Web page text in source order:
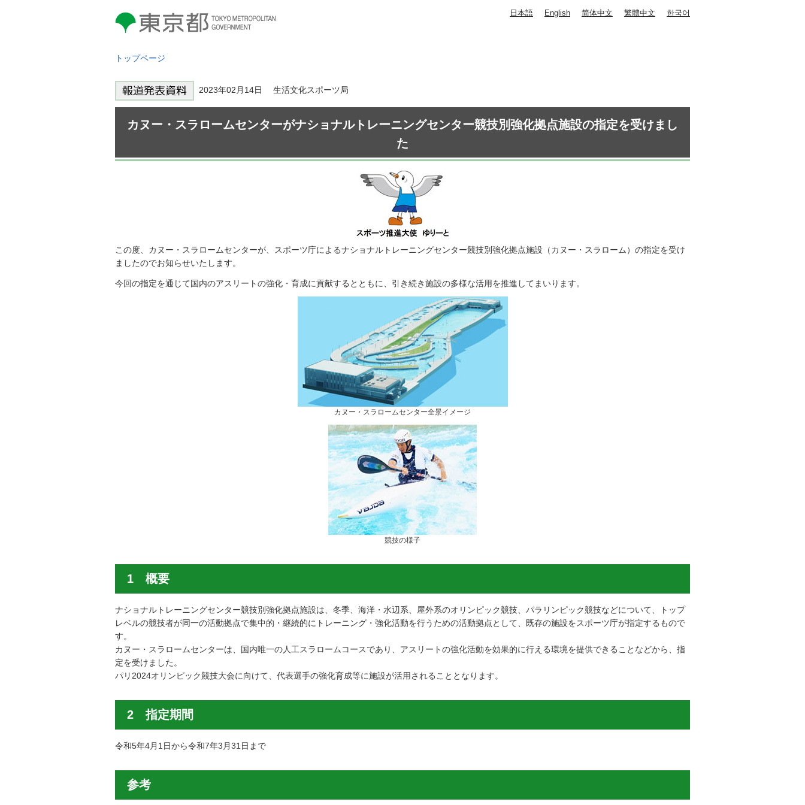
東京都 TOKYO METROPOLITAN
GOVERNMENT
日本語 English 简体中文 繁體中文 한국어
トップページ
2023年02月14日 生活文化スポーツ局
カヌー・スラロームセンターがナショナルトレーニングセンター競技別強化拠点施設の指定を受けまし
た
この度、カヌー・スラロームセンターが、スポーツ庁によるナショナルトレーニングセンター競技別強化拠点施設（カヌー・スラローム）の指定を受け
ましたのでお知らせいたします。
今回の指定を通じて国内のアスリートの強化・育成に貢献するとともに、引き続き施設の多様な活用を推進してまいります。
カヌー・スラロームセンター全景イメージ
競技の様子
1 概要
ナショナルトレーニングセンター競技別強化拠点施設は、冬季、海洋・水辺系、屋外系のオリンピック競技、パラリンピック競技などについて、トップ
レベルの競技者が同一の活動拠点で集中的・継続的にトレーニング・強化活動を行うための活動拠点として、既存の施設をスポーツ庁が指定するもので
す。
カヌー・スラロームセンターは、国内唯一の人工スラロームコースであり、アスリートの強化活動を効果的に行える環境を提供できることなどから、指
定を受けました。
パリ2024オリンピック競技大会に向けて、代表選手の強化育成等に施設が活用されることとなります。
2 指定期間
令和5年4月1日から令和7年3月31日まで
参考